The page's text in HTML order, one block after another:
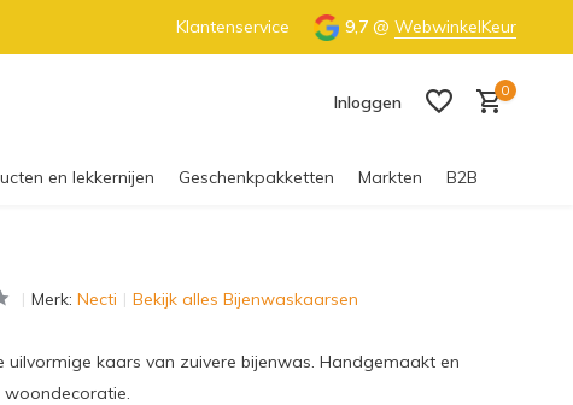
€55 (NL) & €65 (BE) 100% Nederlandse honing
Klantenservice 9,7 @ WebwinkelKeur
Inloggen
0
en lekkernijen Geschenkpakketten Markten B2B
Merk: Necti Bekijk alles Bijenwaskaarsen
uilvormige kaars van zuivere bijenwas. Handgemaakt en
woondecoratie.